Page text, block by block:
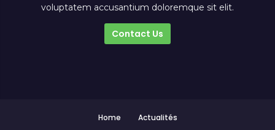
voluptatem accusantium doloremque sit elit.
Contact Us
Home Actualités